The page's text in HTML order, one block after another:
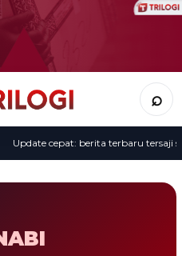
⌕
Update cepat: berita terbaru tersaji